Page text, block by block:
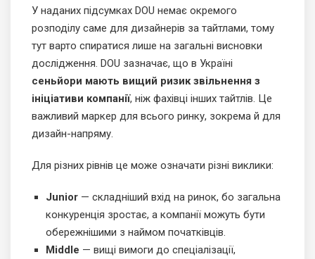
У наданих підсумках DOU немає окремого
розподілу саме для дизайнерів за тайтлами, тому
тут варто спиратися лише на загальні висновки
дослідження. DOU зазначає, що в Україні
сеньйори мають вищий ризик звільнення з
ініціативи компанії, ніж фахівці інших тайтлів. Це
важливий маркер для всього ринку, зокрема й для
дизайн-напряму.
Для різних рівнів це може означати різні виклики:
Junior — складніший вхід на ринок, бо загальна
конкуренція зростає, а компанії можуть бути
обережнішими з наймом початківців.
Middle — вищі вимоги до спеціалізації,